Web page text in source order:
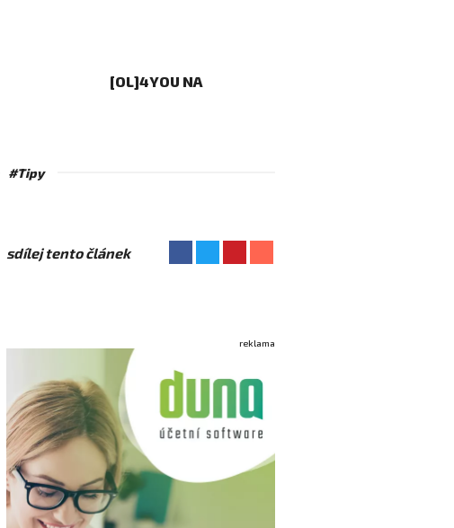
[OL]4YOU NA
#Tipy
sdílej tento článek
reklama